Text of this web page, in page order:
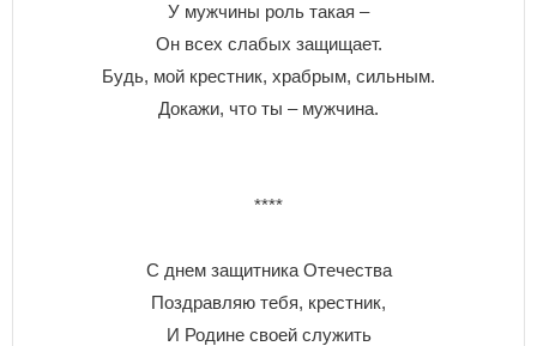
У мужчины роль такая –
Он всех слабых защищает.
Будь, мой крестник, храбрым, сильным.
Докажи, что ты – мужчина.
****
С днем защитника Отечества
Поздравляю тебя, крестник,
И Родине своей служить